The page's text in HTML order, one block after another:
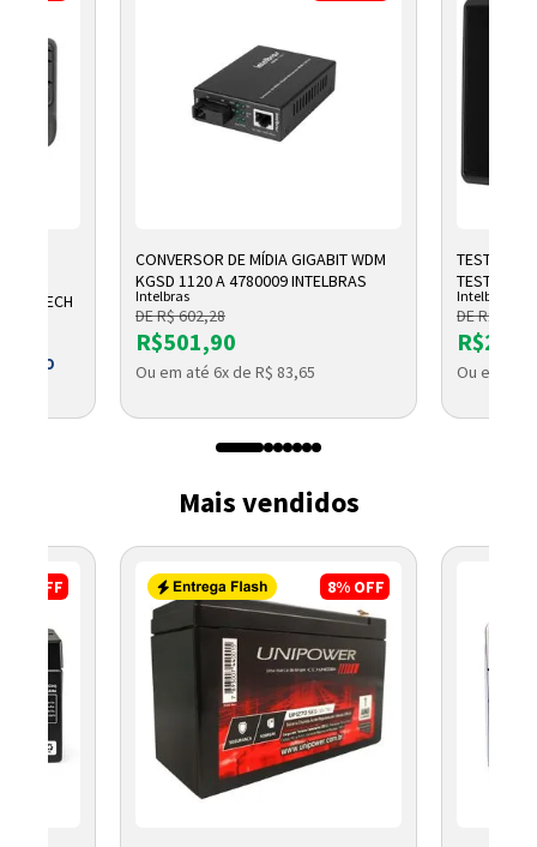
CONVERSOR DE MÍDIA GIGABIT WDM
KGSD 1120 A 4780009 INTELBRAS
Intelbras
DE R$ 602,28
R$501,90
Ou em até 6x de R$ 83,65
TESTADOR
TESTER
Intelbras
DE R$
Ou em até
Mais vendidos
OFF 8% OFF